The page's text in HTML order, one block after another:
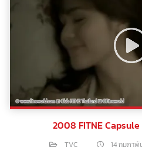
2008 FITNE
TVC 14 กุมภาพั